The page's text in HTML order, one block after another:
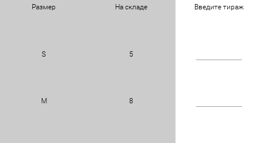
Размер На складе Введите тираж
S 5
M 8